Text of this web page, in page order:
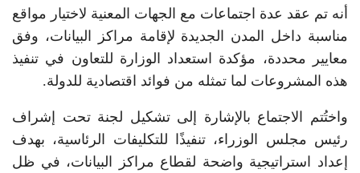
أنه تم عقد عدة اجتماعات مع الجهات المعنية لاختيار مواقع
مناسبة داخل المدن الجديدة لإقامة مراكز البيانات، وفق
معايير محددة، مؤكدة استعداد الوزارة للتعاون في تنفيذ
هذه المشروعات لما تمثله من فوائد اقتصادية للدولة.
واختُتم الاجتماع بالإشارة إلى تشكيل لجنة تحت إشراف
رئيس مجلس الوزراء، تنفيذًا للتكليفات الرئاسية، بهدف
إعداد استراتيجية واضحة لقطاع مراكز البيانات، في ظل